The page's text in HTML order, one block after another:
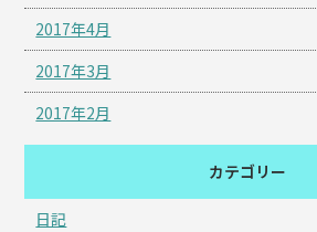
2017年4月
2017年3月
2017年2月
カテゴリー
日記